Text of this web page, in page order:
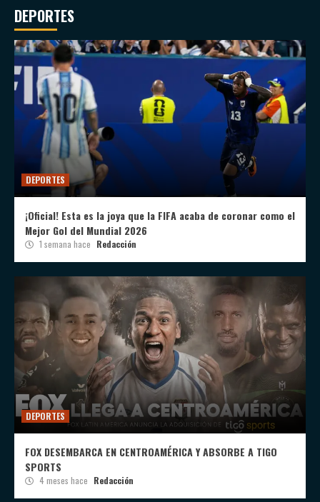
DEPORTES
DEPORTES
¡Oficial! Esta es la joya que la FIFA acaba de coronar como el
Mejor Gol del Mundial 2026
1 semana hace Redacción
DEPORTES
FOX DESEMBARCA EN CENTROAMÉRICA Y ABSORBE A TIGO
SPORTS
4 meses hace Redacción